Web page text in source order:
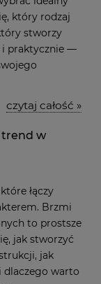
który rodzaj
stworzy
i praktycznie —
czytaj całość »
trend w
łączy
Brzmi
to prostsze
jak stworzyć
jak
dlaczego warto